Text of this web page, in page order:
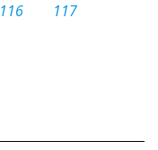
116
117